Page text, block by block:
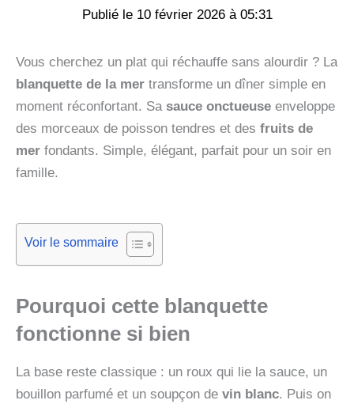
10 février 2026 à 05:31
Vous cherchez un plat qui réchauffe sans alourdir ? La
blanquette de la mer transforme un dîner simple en
moment réconfortant. Sa sauce onctueuse enveloppe
des morceaux de poisson tendres et des fruits de
mer fondants. Simple, élégant, parfait pour un soir en
famille.
Voir le sommaire
Pourquoi cette blanquette
fonctionne si bien
La base reste classique : un roux qui lie la sauce, un
bouillon parfumé et un soupçon de vin blanc. Puis on